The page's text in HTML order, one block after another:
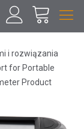
i rozwiązania
for Portable
Product